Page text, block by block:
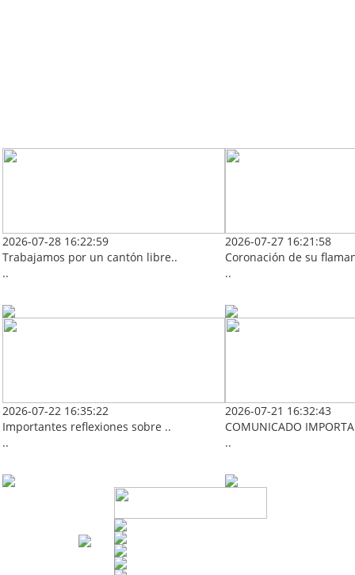
2026-07-28 16:22:59
Trabajamos por un cantón libre..
..
2026-07-27 16:21:58
Coronación de su
..
2026-07-22 16:35:22
Importantes reflexiones sobre ..
..
2026-07-21 16:32:43
COMUNICADO
..